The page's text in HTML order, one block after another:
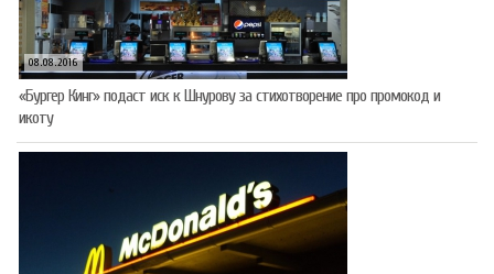
08.08.2016
«Бургер Кинг» подаст иск к Шнурову за стихотворение про промокод и
икоту